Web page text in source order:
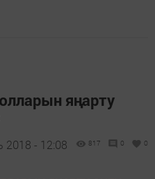
яңарту
2018 - 12:08 817 0 0